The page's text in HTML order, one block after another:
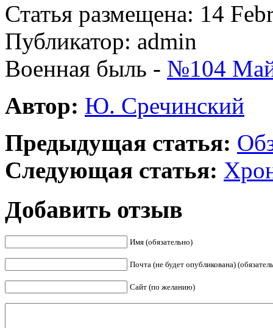
Статья размещена: 14
Публикатор: admin
Военная быль - №104 Май
Автор: Ю. Сречинский
Предыдущая статья:
Следующая статья:
Добавить отзыв
Имя (обязательно)
Почта (не будет опубликована)
Сайт (по желанию)